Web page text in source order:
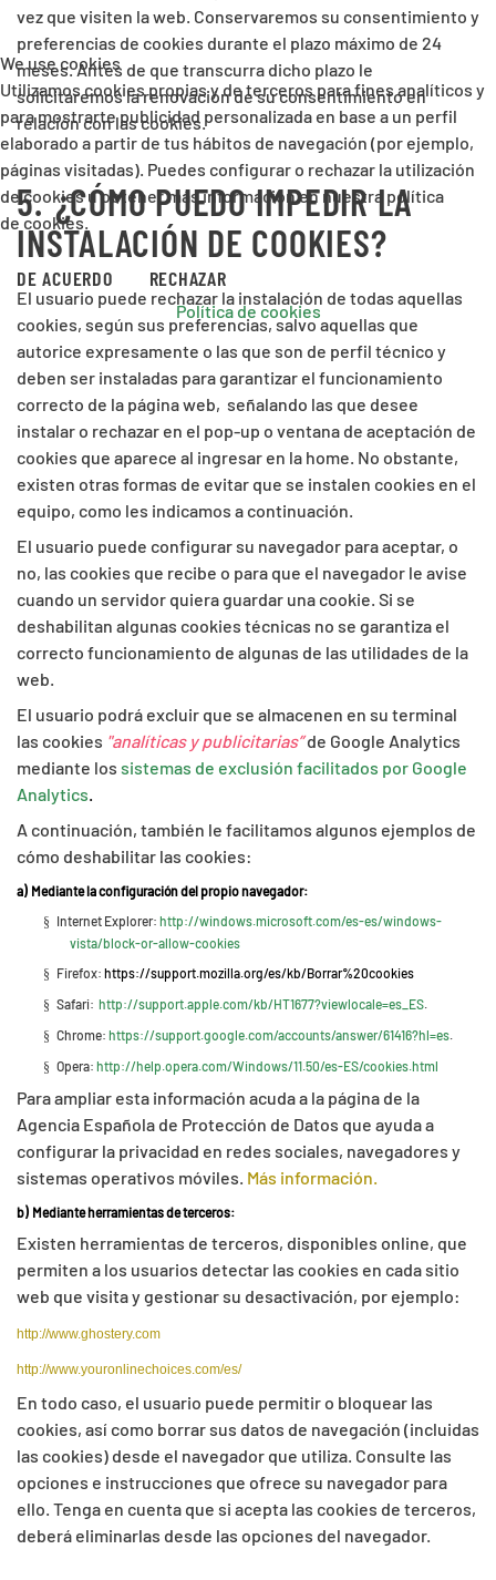
vez que visiten la web. Conservaremos su consentimiento y
preferencias de cookies durante el plazo máximo de 24
meses. Antes de que transcurra dicho plazo le
solicitaremos la renovación de su consentimiento en
relación con las cookies.
5. ¿CÓMO PUEDO IMPEDIR LA
INSTALACIÓN DE COOKIES?
El usuario puede rechazar la instalación de todas aquellas
cookies, según sus preferencias, salvo aquellas que
autorice expresamente o las que son de perfil técnico y
deben ser instaladas para garantizar el funcionamiento
correcto de la página web, señalando las que desee
instalar o rechazar en el pop-up o ventana de aceptación de
cookies que aparece al ingresar en la home. No obstante,
existen otras formas de evitar que se instalen cookies en el
equipo, como les indicamos a continuación.
El usuario puede configurar su navegador para aceptar, o
no, las cookies que recibe o para que el navegador le avise
cuando un servidor quiera guardar una cookie. Si se
deshabilitan algunas cookies técnicas no se garantiza el
correcto funcionamiento de algunas de las utilidades de la
web.
El usuario podrá excluir que se almacenen en su terminal
las cookies "analíticas y publicitarias”de Google Analytics
mediante los sistemas de exclusión facilitados por Google
Analytics.
A continuación, también le facilitamos algunos ejemplos de
cómo deshabilitar las cookies:
a) Mediante la configuración del propio navegador:
§ Internet Explorer: http://windows.microsoft.com/es-es/windows-
vista/block-or-allow-cookies
§ Firefox: https://support.mozilla.org/es/kb/Borrar%20cookies
§ Safari: http://support.apple.com/kb/HT1677?viewlocale=es_ES.
§ Chrome: https://support.google.com/accounts/answer/61416?hl=es.
§ Opera: http://help.opera.com/Windows/11.50/es-ES/cookies.html
Para ampliar esta información acuda a la página de la
Agencia Española de Protección de Datos que ayuda a
configurar la privacidad en redes sociales, navegadores y
sistemas operativos móviles. Más información.
b) Mediante herramientas de terceros:
Existen herramientas de terceros, disponibles online, que
permiten a los usuarios detectar las cookies en cada sitio
web que visita y gestionar su desactivación, por ejemplo:
http://www.ghostery.com
http://www.youronlinechoices.com/es/
En todo caso, el usuario puede permitir o bloquear las
cookies, así como borrar sus datos de navegación (incluidas
las cookies) desde el navegador que utiliza. Consulte las
opciones e instrucciones que ofrece su navegador para
ello. Tenga en cuenta que si acepta las cookies de terceros,
deberá eliminarlas desde las opciones del navegador.
We use cookies
Utilizamos cookies propias y de terceros para fines analíticos y
para mostrarte publicidad personalizada en base a un perfil
elaborado a partir de tus hábitos de navegación (por ejemplo,
páginas visitadas). Puedes configurar o rechazar la utilización
de cookies u obtener más información en nuestra política
de cookies.
DE ACUERDO RECHAZAR
Política de cookies